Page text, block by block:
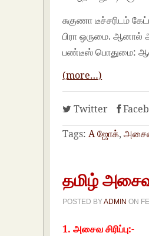
சுகுணா டீச்சரிடம்
பிரா ஒருமை. ஆனால்
பண்டீஸ் பொதுமை:
(more…)
Twitter
Tags: A ஜோக்,
தமிழ்
POSTED BYADMIN ON
1. அசைவ சிரிப்பு:-